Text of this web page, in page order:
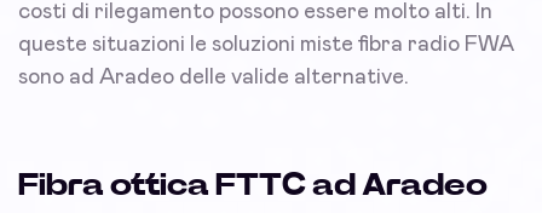
costi di rilegamento possono essere molto alti. In
queste situazioni le soluzioni miste fibra radio FWA
sono ad Aradeo delle valide alternative.
Fibra ottica FTTC ad Aradeo